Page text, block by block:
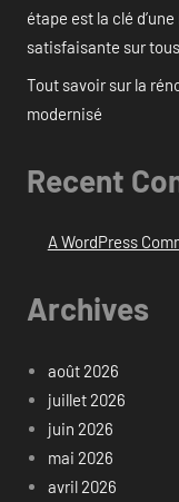
étape est la clé
satisfaisante sur
Tout savoir sur la
modernisé
Recent
A WordPress
Archives
août 2026
juillet 2026
juin 2026
mai 2026
avril 2026